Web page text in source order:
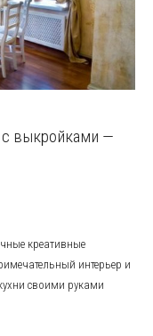
выкройками —
креативные
интерьер и
своими руками